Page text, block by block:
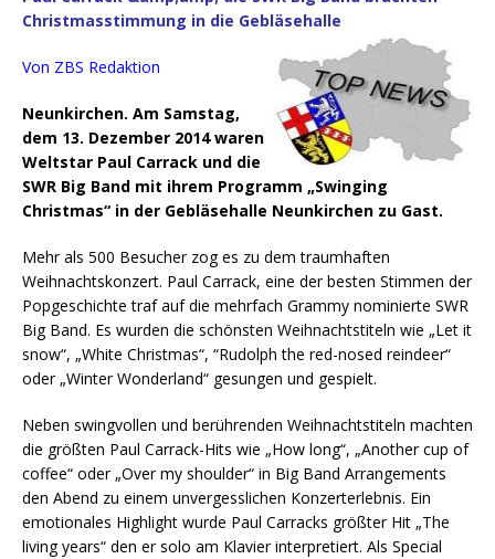
Christmasstimmung in die Gebläsehalle
Von ZBS Redaktion
Neunkirchen. Am Samstag,
dem 13. Dezember 2014 waren
Weltstar Paul Carrack und die
SWR Big Band mit ihrem Programm „Swinging
Christmas“ in der Gebläsehalle Neunkirchen zu Gast.
Mehr als 500 Besucher zog es zu dem traumhaften
Weihnachtskonzert. Paul Carrack, eine der besten Stimmen der
Popgeschichte traf auf die mehrfach Grammy nominierte SWR
Big Band. Es wurden die schönsten Weihnachtstiteln wie „Let it
snow“, „White Christmas“, “Rudolph the red-nosed reindeer“
oder „Winter Wonderland“ gesungen und gespielt.
Neben swingvollen und berührenden Weihnachtstiteln machten
die größten Paul Carrack-Hits wie „How long“, „Another cup of
coffee“ oder „Over my shoulder“ in Big Band Arrangements
den Abend zu einem unvergesslichen Konzerterlebnis. Ein
emotionales Highlight wurde Paul Carracks größter Hit „The
living years“ den er solo am Klavier interpretiert. Als Special